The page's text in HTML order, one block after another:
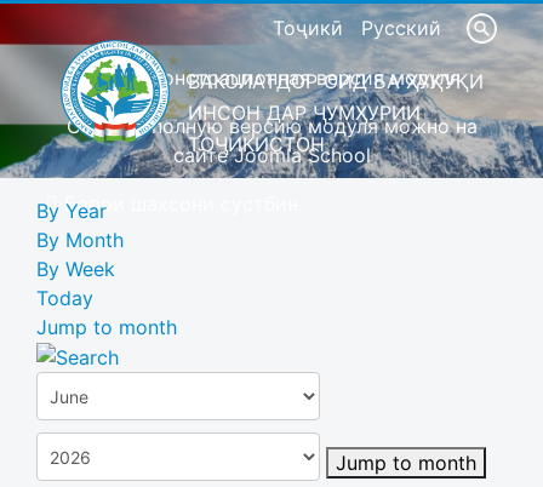
Тоҷикӣ Русский
Это демонстрационная версия модуля
Скачать полную версию модуля можно на
сайте Joomla School
Барои шахсони сустбин
ВАКОЛАТДОР ОИД БА ҲУҚУҚИ
ИНСОН ДАР ҶУМҲУРИИ
ТОҶИКИСТОН
By Year
By Month
By Week
Today
Jump to month
Jump to month